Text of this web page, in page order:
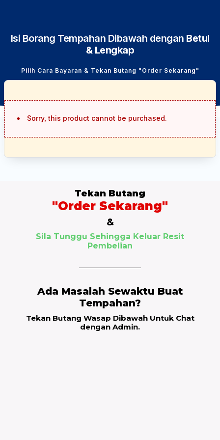
Isi Borang Tempahan Dibawah dengan Betul
& Lengkap
Pilih Cara Bayaran & Tekan Butang "Order Sekarang"
Sorry, this product cannot be purchased.
Tekan Butang
"Order Sekarang"
&
Sila Tunggu Sehingga Keluar Resit
Pembelian
Ada Masalah Sewaktu Buat
Tempahan?
Tekan Butang Wasap Dibawah Untuk Chat
dengan Admin.